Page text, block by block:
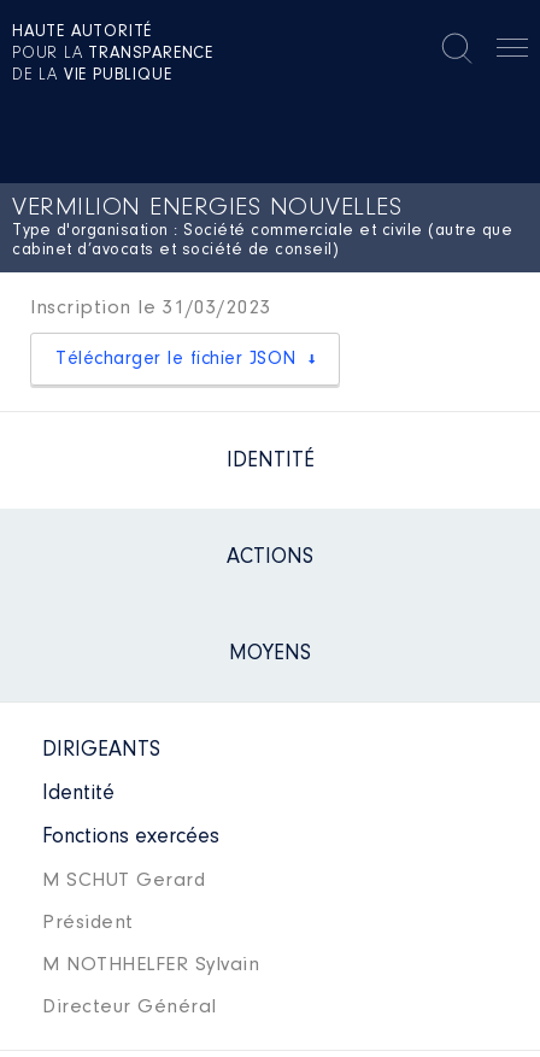
HAUTE AUTORITÉ
POUR LA TRANSPARENCE
DE LA VIE PUBLIQUE
VERMILION ENERGIES NOUVELLES
Type d'organisation : Société commerciale et civile (autre que
cabinet d’avocats et société de conseil)
Inscription le 31/03/2023
Télécharger le fichier JSON
IDENTITÉ
ACTIONS
MOYENS
DIRIGEANTS
Identité
Fonctions exercées
M SCHUT Gerard
Président
M NOTHHELFER Sylvain
Directeur Général